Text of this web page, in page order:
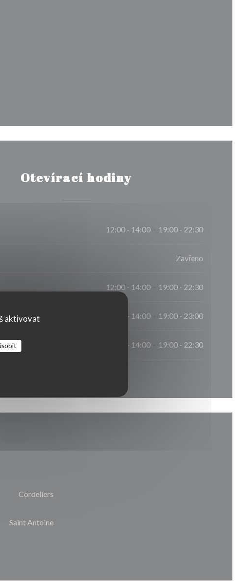
aktivovat
Otevírací hodiny
12:00 - 14:00 19:00 - 22:30
Zavřeno
12:00 - 14:00 19:00 - 22:30
12:00 - 14:00 19:00 - 23:00
12:00 - 14:00 19:00 - 22:30
Cordeliers
Saint Antoine